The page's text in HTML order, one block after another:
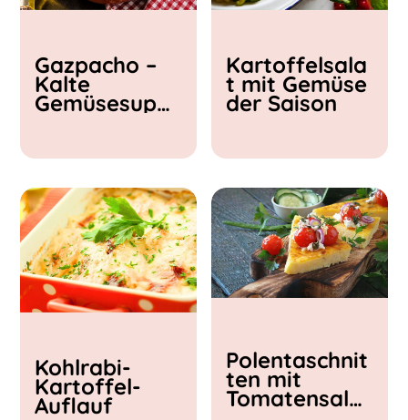
< 15 min
15 - 30 min
30 - 60 min
Gazpacho –
Kalte
Gemüsesupp
Kartoffelsala
t mit Gemüse
der Saison
Kohlrabi-
Kartoffel-
Auflauf
Polentaschnit
ten mit
Tomatensalat